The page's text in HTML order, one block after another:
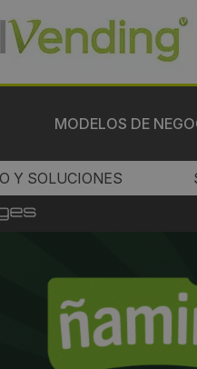
MODELOS DE
Y SOLUCIONES